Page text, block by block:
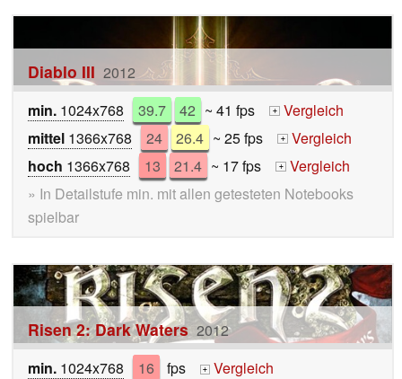
Diablo III 2012
min. 1024x768 39.7 42 ~ 41 fps + Vergleich
mittel 1366x768 24 26.4 ~ 25 fps + Vergleich
hoch 1366x768 13 21.4 ~ 17 fps + Vergleich
» In Detailstufe min. mit allen getesteten Notebooks
spielbar
Risen 2: Dark Waters 2012
min. 1024x768 16 fps +
Vergleich